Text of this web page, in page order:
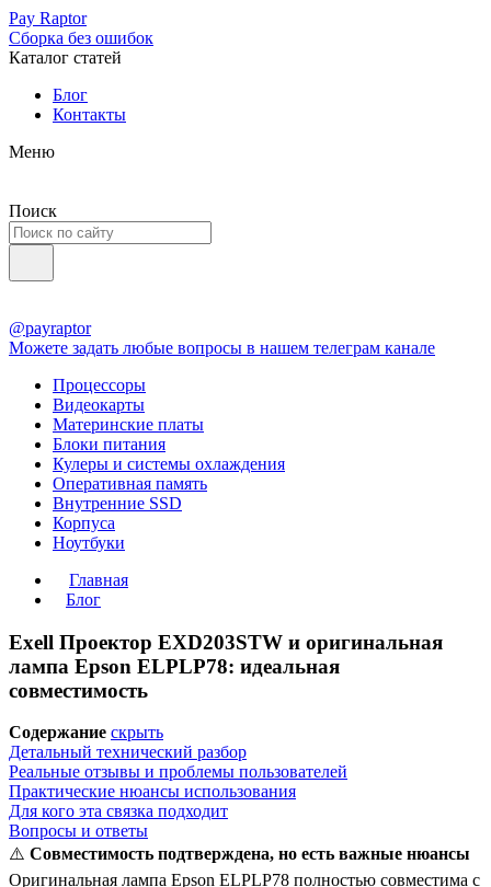
Pay Raptor
Сборка без ошибок
Каталог статей
Блог
Контакты
Меню
Поиск
@payraptor
Можете задать любые вопросы в нашем телеграм канале
Процессоры
Видеокарты
Материнские платы
Блоки питания
Кулеры и системы охлаждения
Оперативная память
Внутренние SSD
Корпуса
Ноутбуки
Главная
Блог
Exell Проектор EXD203STW и оригинальная
лампа Epson ELPLP78: идеальная
совместимость
Содержание скрыть
Детальный технический разбор
Реальные отзывы и проблемы пользователей
Практические нюансы использования
Для кого эта связка подходит
Вопросы и ответы
⚠️ Совместимость подтверждена, но есть важные нюансы
Оригинальная лампа Epson ELPLP78 полностью совместима с